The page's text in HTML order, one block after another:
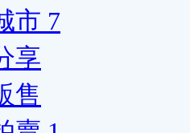
市 7
享
售